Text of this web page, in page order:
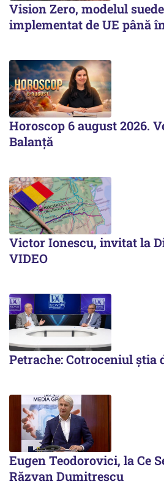
Vision Zero, modelul
implementat de UE până
Horoscop 6 august 2026.
Balanță
Victor Ionescu, invitat la
VIDEO
Petrache: Cotroceniul știa
Eugen Teodorovici, la Ce
Răzvan Dumitrescu